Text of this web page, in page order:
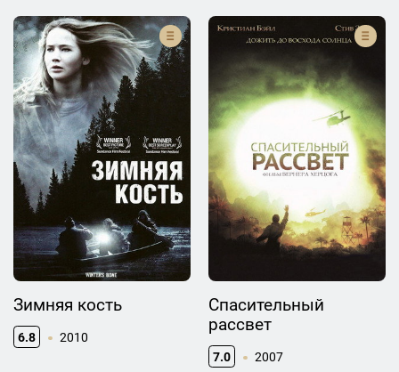
Зимняя кость
6.8 2010
Спасительный
рассвет
7.0 2007